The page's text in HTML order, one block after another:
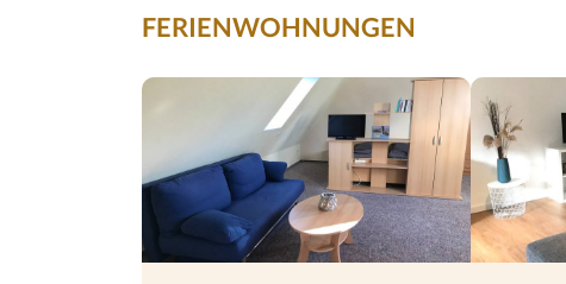
FERIENWOHNUNGEN